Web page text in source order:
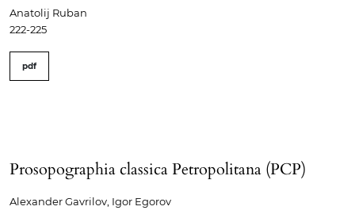
Anatolij Ruban
222-225
pdf
Prosopographia classica Petropolitana (PCP)
Alexander Gavrilov, Igor Egorov